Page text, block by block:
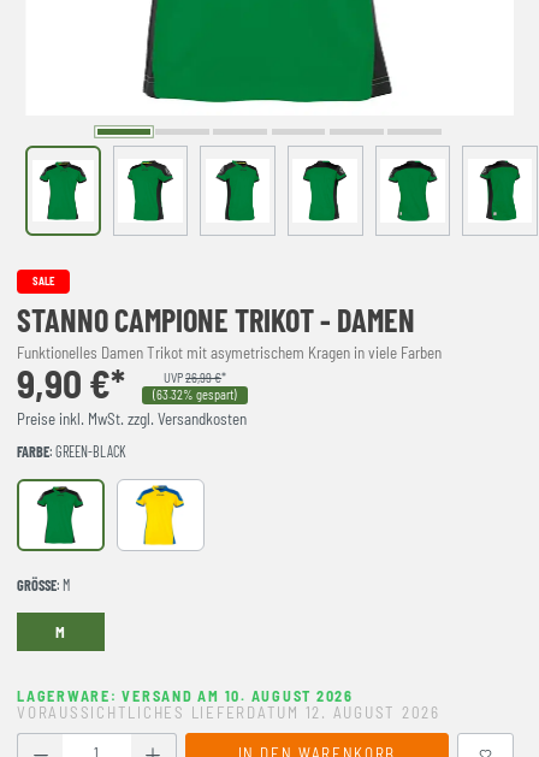
SALE
STANNO CAMPIONE TRIKOT - DAMEN
Funktionelles Damen Trikot mit asymetrischem Kragen in viele Farben
9,90 €* UVP26,99 €*
(63.32% gespart)
Preise inkl. MwSt. zzgl. Versandkosten
FARBE: GREEN-BLACK
GREEN-BLACK YELLOW-ROYAL
GRÖSSE : M
M
LAGERWARE: VERSAND AM 10. AUGUST 2026
VORAUSSICHTLICHES LIEFERDATUM 12. AUGUST 2026
Produkt Anzahl: Gib den gewünschten Wert ein oder